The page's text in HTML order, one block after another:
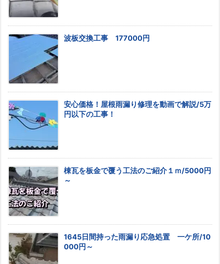
波板交換工事 177000円
安心価格！屋根雨漏り修理を動画で解説/5万
円以下の工事！
棟瓦を板金で覆う工法のご紹介１ｍ/5000円
～
1645日間持った雨漏り応急処置 一ケ所/10
000円～